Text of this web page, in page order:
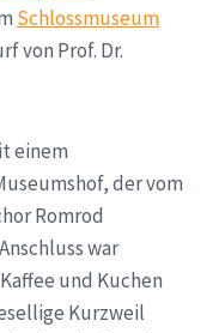
Schlossmuseum
von Prof. Dr.
einem
der vom
Romrod
war
und Kuchen
Kurzweil